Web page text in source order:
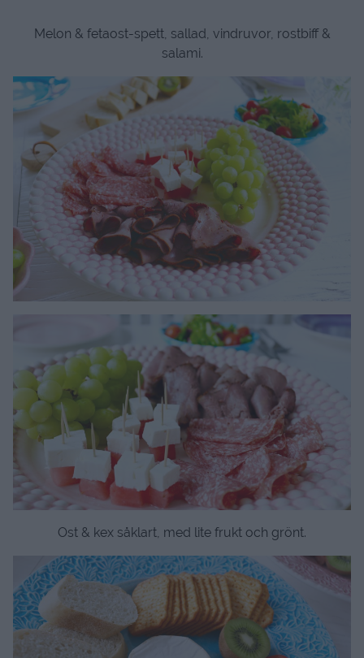
Melon & fetaost-spett, sallad, vindruvor, rostbiff &
salami.
Ost & kex såklart, med lite frukt och grönt.